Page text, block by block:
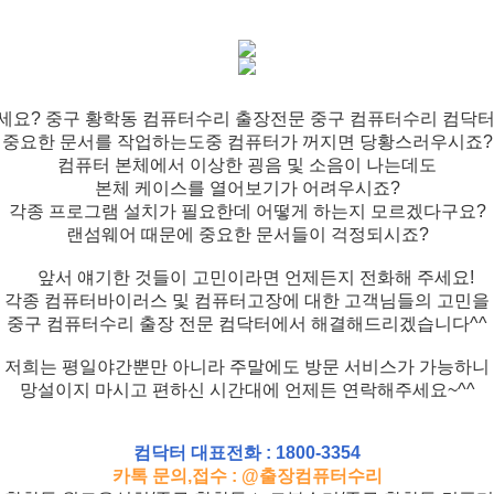
요? 중구 황학동 컴퓨터수리 출장전문 중구 컴퓨터수리 컴닥
중요한 문서를 작업하는도중 컴퓨터가 꺼지면 당황스러우시죠?
컴퓨터 본체에서 이상한 굉음 및 소음이 나는데도
본체 케이스를 열어보기가 어려우시죠?
각종 프로그램 설치가 필요한데 어떻게 하는지 모르겠다구요?
랜섬웨어 때문에 중요한 문서들이 걱정되시죠?
앞서 얘기한 것들이 고민이라면 언제든지 전화해 주세요!
각종 컴퓨터바이러스 및 컴퓨터고장에 대한 고객님들의 고민을
중구 컴퓨터수리 출장 전문 컴닥터에서 해결해드리겠습니다^^
저희는 평일야간뿐만 아니라 주말에도 방문 서비스가 가능하니
망설이지 마시고 편하신 시간대에 언제든 연락해주세요~^^
컴닥터 대표전화 : 1800-3354
카톡 문의,접수 : @출장컴퓨터수리